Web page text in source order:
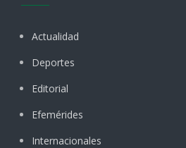
Actualidad
Deportes
Editorial
Efemérides
Internacionales